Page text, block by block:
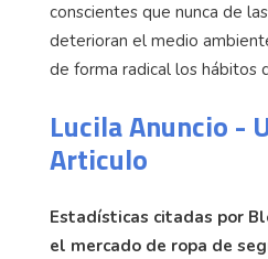
conscientes que nunca de
deterioran el medio
de forma radical los hábitos
Lucila Anuncio -
Articulo
Estadísticas citadas por
el mercado de ropa de